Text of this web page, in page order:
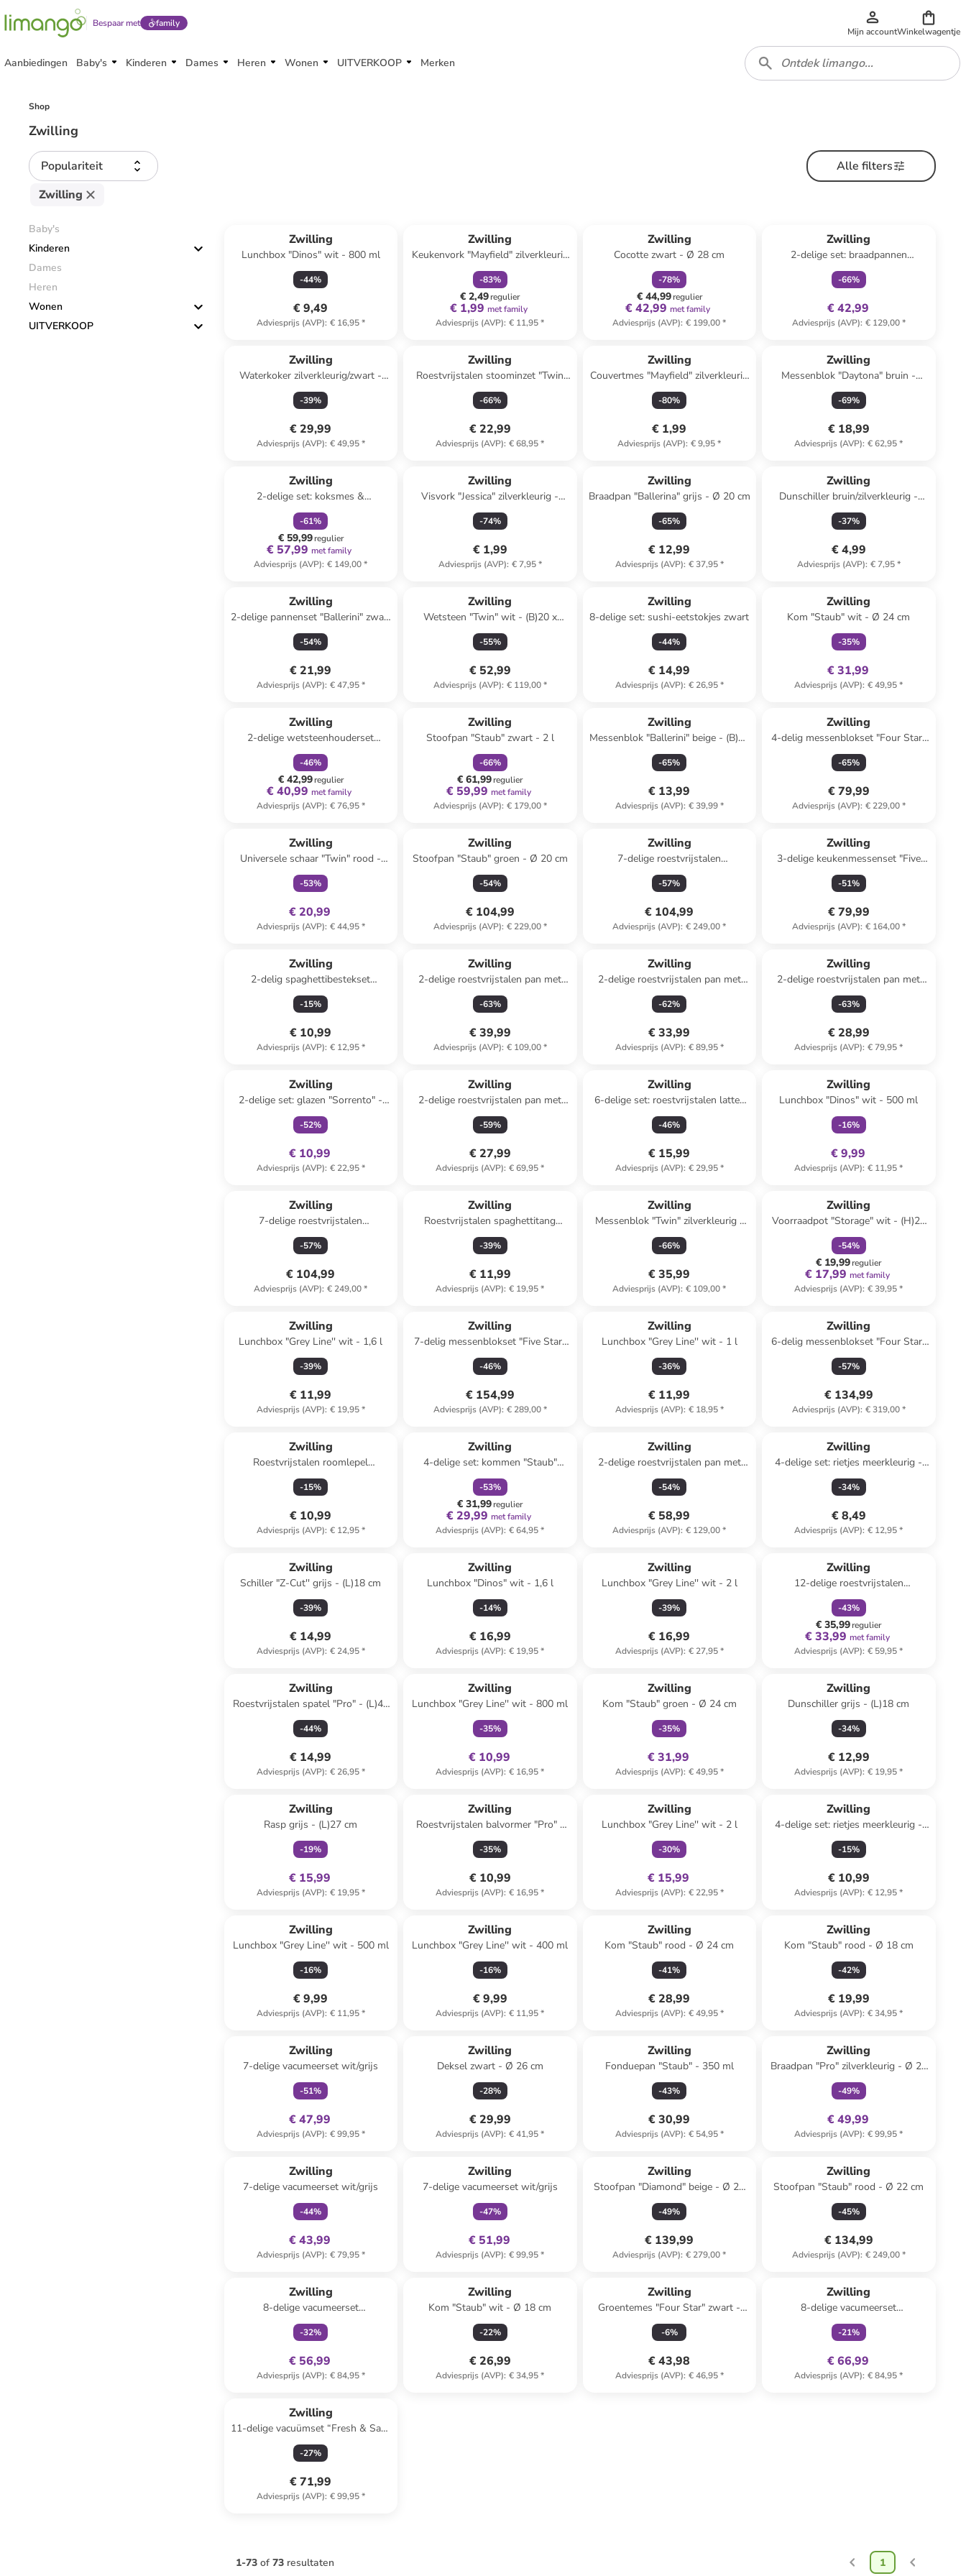
Bespaar met family
Mijn accountWinkelwagentje
Aanbiedingen Baby's Kinderen Dames Heren Wonen UITVERKOOP Merken
Shop
Zwilling
Populariteit
Alle filters
Zwilling
Baby's
Kinderen
Dames
Heren
Wonen
UITVERKOOP
Zwilling
Lunchbox "Dinos" wit - 800 ml
-44%
€ 9,49
Adviesprijs (AVP): € 16,95*
Zwilling
Keukenvork "Mayfield" zilverkleurig
- (L)16 cm
-83%
€ 2,49regulier
€ 1,99 met family
Adviesprijs (AVP): € 11,95*
Zwilling
Cocotte zwart - Ø 28 cm
-78%
€ 44,99regulier
€ 42,99 met family
Adviesprijs (AVP): € 199,00*
Zwilling
2-delige set: braadpannen
"TrueFlow" zilverkleurig
-66%
€ 42,99
Adviesprijs (AVP): € 129,00*
Zwilling
Waterkoker zilverkleurig/zwart -
1,25 l
-39%
€ 29,99
Adviesprijs (AVP): € 49,95*
Zwilling
Roestvrijstalen stoominzet "Twin
Nova" - Ø 20 cm
-66%
€ 22,99
Adviesprijs (AVP): € 68,95*
Zwilling
Couvertmes "Mayfield" zilverkleurig
- (L)9 cm
-80%
€ 1,99
Adviesprijs (AVP): € 9,95*
Zwilling
Messenblok "Daytona" bruin -
(B)9,5 x (H)21 x (D)17,5 cm
-69%
€ 18,99
Adviesprijs (AVP): € 62,95*
Zwilling
2-delige set: koksmes &
keukenschaar "Four Stars" zwart
-61%
€ 59,99regulier
€ 57,99 met family
Adviesprijs (AVP): € 149,00*
Zwilling
Visvork "Jessica" zilverkleurig -
(L)23 cm
-74%
€ 1,99
Adviesprijs (AVP): € 7,95*
Zwilling
Braadpan "Ballerina" grijs - Ø 20 cm
-65%
€ 12,99
Adviesprijs (AVP): € 37,95*
Zwilling
Dunschiller bruin/zilverkleurig -
(L)5,5 cm
-37%
€ 4,99
Adviesprijs (AVP): € 7,95*
Zwilling
2-delige pannenset "Ballerini" zwart
- Ø 16 cm
-54%
€ 21,99
Adviesprijs (AVP): € 47,95*
Zwilling
Wetsteen "Twin" wit - (B)20 x
(H)4,2 x (D)8,5 cm
-55%
€ 52,99
Adviesprijs (AVP): € 119,00*
Zwilling
8-delige set: sushi-eetstokjes zwart
-44%
€ 14,99
Adviesprijs (AVP): € 26,95*
Zwilling
Kom "Staub" wit - Ø 24 cm
-35%
€ 31,99
Adviesprijs (AVP): € 49,95*
Zwilling
2-delige wetsteenhouderset
beige/bruin - (L)23 x (B)7 cm
-46%
€ 42,99regulier
€ 40,99 met family
Adviesprijs (AVP): € 76,95*
Zwilling
Stoofpan "Staub" zwart - 2 l
-66%
€ 61,99regulier
€ 59,99 met family
Adviesprijs (AVP): € 179,00*
Zwilling
Messenblok "Ballerini" beige - (B)10
x (H)21 x (D)23 cm
-65%
€ 13,99
Adviesprijs (AVP): € 39,99*
Zwilling
4-delig messenblokset "Four Star"
beige/zwart
-65%
€ 79,99
Adviesprijs (AVP): € 229,00*
Zwilling
Universele schaar "Twin" rood -
(L)20 cm
-53%
€ 20,99
Adviesprijs (AVP): € 44,95*
Zwilling
Stoofpan "Staub" groen - Ø 20 cm
-54%
€ 104,99
Adviesprijs (AVP): € 229,00*
Zwilling
7-delige roestvrijstalen
kookgereiset "Twin"
-57%
€ 104,99
Adviesprijs (AVP): € 249,00*
Zwilling
3-delige keukenmessenset "Five
Star" zwart
-51%
€ 79,99
Adviesprijs (AVP): € 164,00*
Zwilling
2-delig spaghettibestekset
zilverkleurig - (L)20 cm
-15%
€ 10,99
Adviesprijs (AVP): € 12,95*
Zwilling
2-delige roestvrijstalen pan met
deksel "Twin" - 6 l
-63%
€ 39,99
Adviesprijs (AVP): € 109,00*
Zwilling
2-delige roestvrijstalen pan met
deksel "Twin" - 4,5 l
-62%
€ 33,99
Adviesprijs (AVP): € 89,95*
Zwilling
2-delige roestvrijstalen pan met
deksel "Twin" - 2 l
-63%
€ 28,99
Adviesprijs (AVP): € 79,95*
Zwilling
2-delige set: glazen "Sorrento" -
240 ml
-52%
€ 10,99
Adviesprijs (AVP): € 22,95*
Zwilling
2-delige roestvrijstalen pan met
deksel "Twin" - 1,5 l
-59%
€ 27,99
Adviesprijs (AVP): € 69,95*
Zwilling
6-delige set: roestvrijstalen latte-
machiato-lepels "Dinner" - (L)21,4
cm
-46%
€ 15,99
Adviesprijs (AVP): € 29,95*
Zwilling
Lunchbox "Dinos" wit - 500 ml
-16%
€ 9,99
Adviesprijs (AVP): € 11,95*
Zwilling
7-delige roestvrijstalen
kookgereiset "Twin"
-57%
€ 104,99
Adviesprijs (AVP): € 249,00*
Zwilling
Roestvrijstalen spaghettitang
"Dinner" - (L)24 cm
-39%
€ 11,99
Adviesprijs (AVP): € 19,95*
Zwilling
Messenblok "Twin" zilverkleurig -
(B)11,7 x (H)25 x (D)11,7 cm
-66%
€ 35,99
Adviesprijs (AVP): € 109,00*
Zwilling
Voorraadpot "Storage" wit - (H)24
cm
-54%
€ 19,99regulier
€ 17,99 met family
Adviesprijs (AVP): € 39,95*
Zwilling
Lunchbox "Grey Line'' wit - 1,6 l
-39%
€ 11,99
Adviesprijs (AVP): € 19,95*
Zwilling
7-delig messenblokset "Five Star"
lichtbruin/zwart
-46%
€ 154,99
Adviesprijs (AVP): € 289,00*
Zwilling
Lunchbox "Grey Line'' wit - 1 l
-36%
€ 11,99
Adviesprijs (AVP): € 18,95*
Zwilling
6-delig messenblokset "Four Star"
lichtbruin/zwart
-57%
€ 134,99
Adviesprijs (AVP): € 319,00*
Zwilling
Roestvrijstalen roomlepel
"Ostfriesen" - (L)8 cm
-15%
€ 10,99
Adviesprijs (AVP): € 12,95*
Zwilling
4-delige set: kommen "Staub"
blauw - Ø 14 cm
-53%
€ 31,99regulier
€ 29,99 met family
Adviesprijs (AVP): € 64,95*
Zwilling
2-delige roestvrijstalen pan met
deksel "Pro" - 4,3 l
-54%
€ 58,99
Adviesprijs (AVP): € 129,00*
Zwilling
4-delige set: rietjes meerkleurig -
(L)23 cm
-34%
€ 8,49
Adviesprijs (AVP): € 12,95*
Zwilling
Schiller "Z-Cut'' grijs - (L)18 cm
-39%
€ 14,99
Adviesprijs (AVP): € 24,95*
Zwilling
Lunchbox "Dinos" wit - 1,6 l
-14%
€ 16,99
Adviesprijs (AVP): € 19,95*
Zwilling
Lunchbox "Grey Line'' wit - 2 l
-39%
€ 16,99
Adviesprijs (AVP): € 27,95*
Zwilling
12-delige roestvrijstalen
steakbestekset
-43%
€ 35,99regulier
€ 33,99 met family
Adviesprijs (AVP): € 59,95*
Zwilling
Roestvrijstalen spatel "Pro" - (L)40
cm
-44%
€ 14,99
Adviesprijs (AVP): € 26,95*
Zwilling
Lunchbox "Grey Line'' wit - 800 ml
-35%
€ 10,99
Adviesprijs (AVP): € 16,95*
Zwilling
Kom "Staub" groen - Ø 24 cm
-35%
€ 31,99
Adviesprijs (AVP): € 49,95*
Zwilling
Dunschiller grijs - (L)18 cm
-34%
€ 12,99
Adviesprijs (AVP): € 19,95*
Zwilling
Rasp grijs - (L)27 cm
-19%
€ 15,99
Adviesprijs (AVP): € 19,95*
Zwilling
Roestvrijstalen balvormer "Pro" -
(L)17,5 cm
-35%
€ 10,99
Adviesprijs (AVP): € 16,95*
Zwilling
Lunchbox "Grey Line'' wit - 2 l
-30%
€ 15,99
Adviesprijs (AVP): € 22,95*
Zwilling
4-delige set: rietjes meerkleurig -
(L)23 cm
-15%
€ 10,99
Adviesprijs (AVP): € 12,95*
Zwilling
Lunchbox "Grey Line'' wit - 500 ml
-16%
€ 9,99
Adviesprijs (AVP): € 11,95*
Zwilling
Lunchbox "Grey Line'' wit - 400 ml
-16%
€ 9,99
Adviesprijs (AVP): € 11,95*
Zwilling
Kom "Staub" rood - Ø 24 cm
-41%
€ 28,99
Adviesprijs (AVP): € 49,95*
Zwilling
Kom "Staub" rood - Ø 18 cm
-42%
€ 19,99
Adviesprijs (AVP): € 34,95*
Zwilling
7-delige vacumeerset wit/grijs
-51%
€ 47,99
Adviesprijs (AVP): € 99,95*
Zwilling
Deksel zwart - Ø 26 cm
-28%
€ 29,99
Adviesprijs (AVP): € 41,95*
Zwilling
Fonduepan "Staub" - 350 ml
-43%
€ 30,99
Adviesprijs (AVP): € 54,95*
Zwilling
Braadpan "Pro" zilverkleurig - Ø 24
cm
-49%
€ 49,99
Adviesprijs (AVP): € 99,95*
Zwilling
7-delige vacumeerset wit/grijs
-44%
€ 43,99
Adviesprijs (AVP): € 79,95*
Zwilling
7-delige vacumeerset wit/grijs
-47%
€ 51,99
Adviesprijs (AVP): € 99,95*
Zwilling
Stoofpan "Diamond" beige - Ø 22
cm
-49%
€ 139,99
Adviesprijs (AVP): € 279,00*
Zwilling
Stoofpan "Staub" rood - Ø 22 cm
-45%
€ 134,99
Adviesprijs (AVP): € 249,00*
Zwilling
8-delige vacumeerset
wit/blauw/grijs
-32%
€ 56,99
Adviesprijs (AVP): € 84,95*
Zwilling
Kom "Staub" wit - Ø 18 cm
-22%
€ 26,99
Adviesprijs (AVP): € 34,95*
Zwilling
Groentemes "Four Star" zwart -
(L)7 cm
-6%
€ 43,98
Adviesprijs (AVP): € 46,95*
Zwilling
8-delige vacumeerset
wit/blauw/grijs
-21%
€ 66,99
Adviesprijs (AVP): € 84,95*
Zwilling
11-delige vacuümset “Fresh & Save
Cube” wit
-27%
€ 71,99
Adviesprijs (AVP): € 99,95*
1-73 of 73 resultaten 1